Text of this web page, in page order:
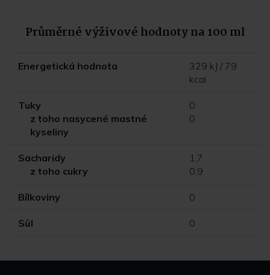
Průměrné výživové hodnoty na 100 ml
Energetická hodnota
329 kJ / 79
kcal
Tuky
z toho nasycené mastné
kyseliny
0
0
Sacharidy
z toho cukry
1,7
0,9
Bílkoviny 0
Sůl 0